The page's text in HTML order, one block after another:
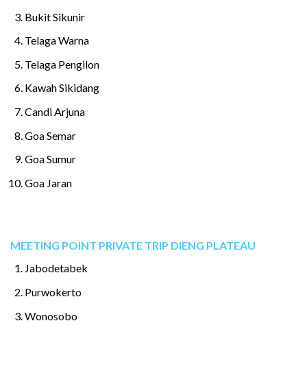
Bukit Sikunir
Telaga Warna
Telaga Pengilon
Kawah Sikidang
Candi Arjuna
Goa Semar
Goa Sumur
Goa Jaran
MEETING POINT PRIVATE TRIP DIENG PLATEAU
Jabodetabek
Purwokerto
Wonosobo